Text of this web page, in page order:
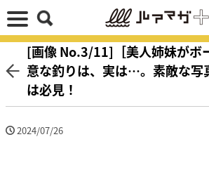
[画像 No.3/11]［美人姉妹がボ
意な釣りは、実は…。素敵な写
は必見！
2024/07/26